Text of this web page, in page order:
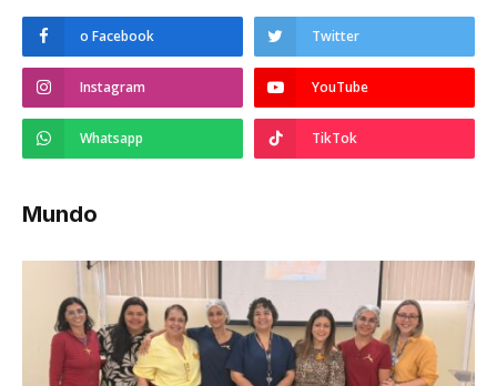
o Facebook Twitter
Instagram YouTube
Whatsapp TikTok
Mundo